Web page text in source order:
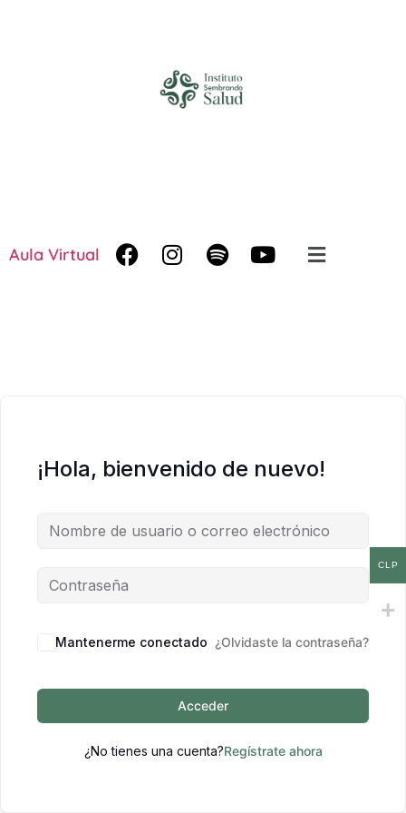
Aula Virtual
¡Hola, bienvenido de nuevo!
Mantenerme conectado ¿Olvidaste la contraseña?
Acceder
¿No tienes una cuenta?Regístrate ahora
CLP